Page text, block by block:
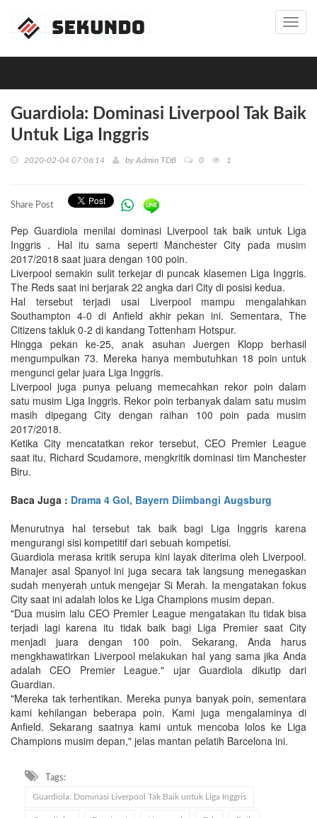
Guardiola: Dominasi Liverpool Tak Baik
Untuk Liga Inggris
2020-02-04 07:06:14 by Admin TDB 0 1
Share Post
Pep Guardiola menilai dominasi Liverpool tak baik untuk Liga
Inggris . Hal itu sama seperti Manchester City pada musim
2017/2018 saat juara dengan 100 poin.
Liverpool semakin sulit terkejar di puncak klasemen Liga Inggris.
The Reds saat ini berjarak 22 angka dari City di posisi kedua.
Hal tersebut terjadi usai Liverpool mampu mengalahkan
Southampton 4-0 di Anfield akhir pekan ini. Sementara, The
Citizens takluk 0-2 di kandang Tottenham Hotspur.
Hingga pekan ke-25, anak asuhan Juergen Klopp berhasil
mengumpulkan 73. Mereka hanya membutuhkan 18 poin untuk
mengunci gelar juara Liga Inggris.
Liverpool juga punya peluang memecahkan rekor poin dalam
satu musim Liga Inggris. Rekor poin terbanyak dalam satu musim
masih dipegang City dengan raihan 100 poin pada musim
2017/2018.
Ketika City mencatatkan rekor tersebut, CEO Premier League
saat itu, Richard Scudamore, mengkritik dominasi tim Manchester
Biru.
Baca Juga : Drama 4 Gol, Bayern Diimbangi Augsburg
Menurutnya hal tersebut tak baik bagi Liga Inggris karena
mengurangi sisi kompetitif dari sebuah kompetisi.
Guardiola merasa kritik serupa kini layak diterima oleh Liverpool.
Manajer asal Spanyol ini juga secara tak langsung menegaskan
sudah menyerah untuk mengejar Si Merah. Ia mengatakan fokus
City saat ini adalah lolos ke Liga Champions musim depan.
"Dua musim lalu CEO Premier League mengatakan itu tidak bisa
terjadi lagi karena itu tidak baik bagi Liga Premier saat City
menjadi juara dengan 100 poin. Sekarang, Anda harus
mengkhawatirkan Liverpool melakukan hal yang sama jika Anda
adalah CEO Premier League." ujar Guardiola dikutip dari
Guardian.
"Mereka tak terhentikan. Mereka punya banyak poin, sementara
kami kehilangan beberapa poin. Kami juga mengalaminya di
Anfield. Sekarang saatnya kami untuk mencoba lolos ke Liga
Champions musim depan," jelas mantan pelatih Barcelona ini.
Tags:
Guardiola: Dominasi Liverpool Tak Baik untuk Liga Inggris